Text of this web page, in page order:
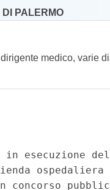
PALERMO
medico, varie